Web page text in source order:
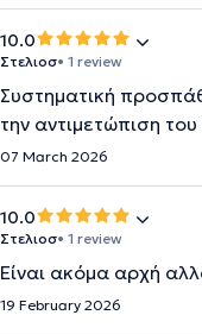
10.0
Στελιοσ• 1 review
Συστηματική
την αντιμετώπιση
07 March 2026
10.0
Στελιοσ• 1 review
Είναι ακόμα αρχή
19 February 2026